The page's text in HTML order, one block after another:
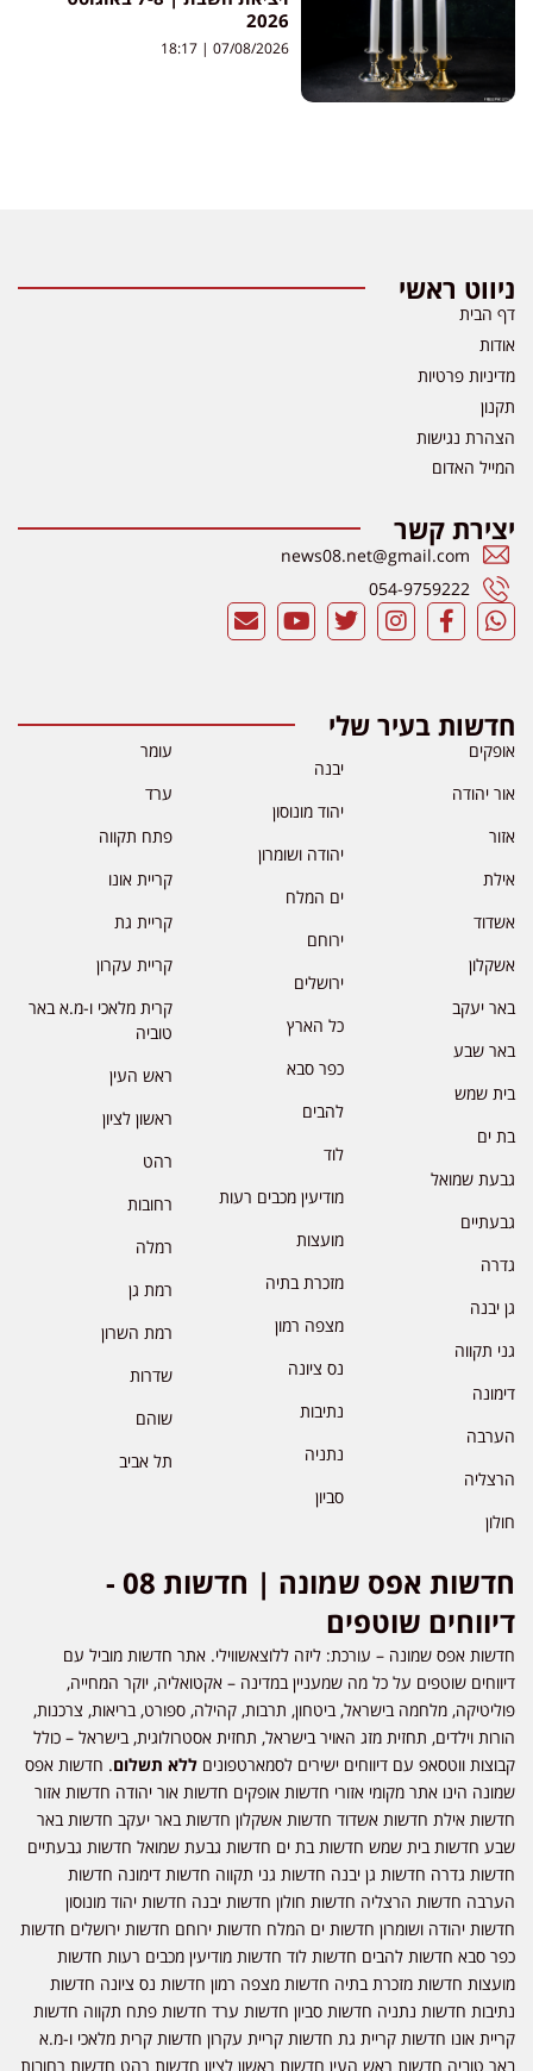
2026
07/08/2026
ניווט ראשי
דף הבית
אודות
מדיניות פרטיות
תקנון
הצהרת נגישות
המייל האדום
יצירת קשר
news08.net@gmail.com
054-9759222
חדשות בעיר שלי
אופקים
אור יהודה
אזור
אילת
אשדוד
אשקלון
באר יעקב
באר שבע
בית שמש
בת ים
גבעת שמואל
גבעתיים
גדרה
גן יבנה
גני תקווה
דימונה
הערבה
הרצליה
חולון
יבנה
יהוד מונוסון
יהודה ושומרון
ים המלח
ירוחם
ירושלים
כל הארץ
כפר סבא
להבים
לוד
מודיעין מכבים רעות
מועצות
מזכרת בתיה
מצפה רמון
נס ציונה
נתיבות
נתניה
סביון
עומר
ערד
פתח תקווה
קריית אונו
קריית גת
קריית עקרון
קרית מלאכי ו-מ.א באר
טוביה
ראש העין
ראשון לציון
רהט
רחובות
רמלה
רמת גן
רמת השרון
שדרות
שוהם
תל אביב
חדשות אפס שמונה | חדשות 08 -
דיווחים שוטפים
חדשות אפס שמונה – עורכת: ליזה ללוצאשווילי. אתר חדשות מוביל עם
דיווחים שוטפים על כל מה שמעניין במדינה – אקטואליה, יוקר המחייה,
פוליטיקה, מלחמה בישראל, ביטחון, תרבות, קהילה, ספורט, בריאות, צרכנות,
הורות וילדים, תחזית מזג האויר בישראל, תחזית אסטרולוגית, בישראל – כולל
קבוצות ווטסאפ עם דיווחים ישירים לסמארטפונים ללא תשלום. חדשות אפס
שמונה הינו אתר מקומי אזורי חדשות אופקים חדשות אור יהודה חדשות אזור
חדשות אילת חדשות אשדוד חדשות אשקלון חדשות באר יעקב חדשות באר
שבע חדשות בית שמש חדשות בת ים חדשות גבעת שמואל חדשות גבעתיים
חדשות גדרה חדשות גן יבנה חדשות גני תקווה חדשות דימונה חדשות
הערבה חדשות הרצליה חדשות חולון חדשות יבנה חדשות יהוד מונוסון
חדשות יהודה ושומרון חדשות ים המלח חדשות ירוחם חדשות ירושלים חדשות
כפר סבא חדשות להבים חדשות לוד חדשות מודיעין מכבים רעות חדשות
מועצות חדשות מזכרת בתיה חדשות מצפה רמון חדשות נס ציונה חדשות
נתיבות חדשות נתניה חדשות סביון חדשות ערד חדשות פתח תקווה חדשות
קריית אונו חדשות קריית גת חדשות קריית עקרון חדשות קרית מלאכי ו-מ.א
באר טוביה חדשות ראש העין חדשות ראשון לציון חדשות רהט חדשות רחובות